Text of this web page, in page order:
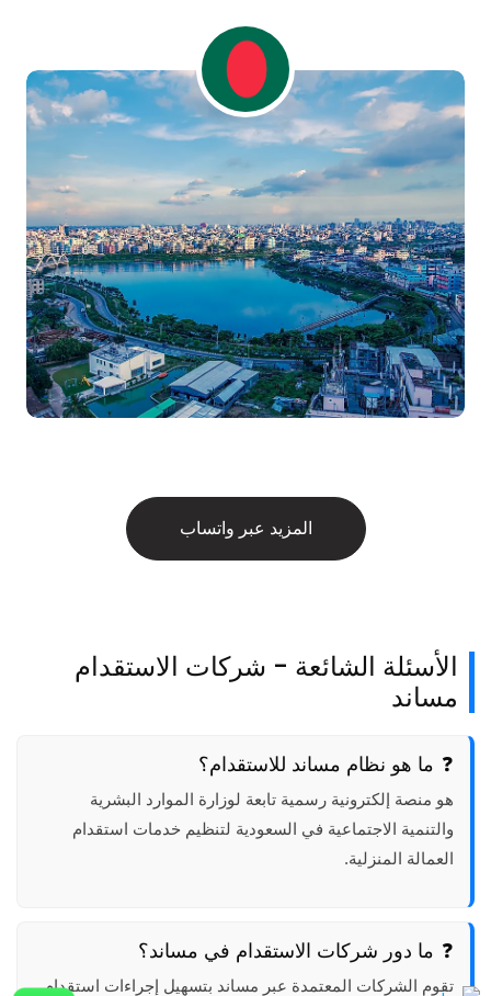
المزيد عبر واتساب
الأسئلة الشائعة - شركات الاستقدام
مساند
ما هو نظام مساند للاستقدام؟
هو منصة إلكترونية رسمية تابعة لوزارة الموارد البشرية
والتنمية الاجتماعية في السعودية لتنظيم خدمات استقدام
العمالة المنزلية.
ما دور شركات الاستقدام في مساند؟
تقوم الشركات المعتمدة عبر مساند بتسهيل إجراءات استقدام